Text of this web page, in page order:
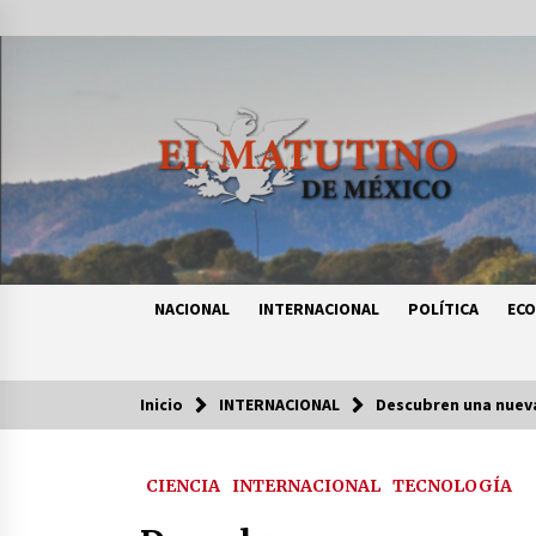
al
NACIONAL INTERNACIONAL POLÍTICA
Tendencias
Certificado de Dafne Quintos revela
Inicio INTERNACIONAL Descubren una
CIENCIA INTERNACIONAL TECNOLOGÍA